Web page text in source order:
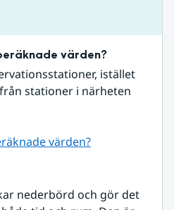
värden?
istället
stationer i närheten
värden?
nederbörd och gör det